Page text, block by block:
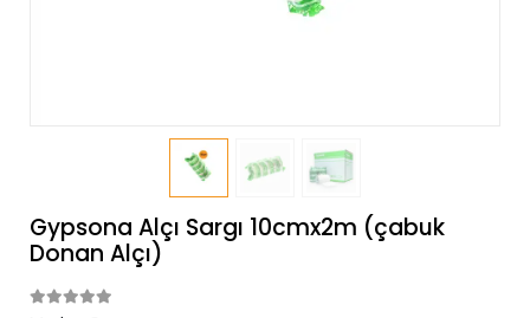
Gypsona Alçı Sargı 10cmx2m (çabuk
Donan Alçı)